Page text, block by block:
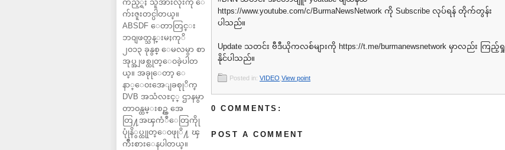
ကည့္ရႈ သူအားလုံးကို ေ
က်းဇူးတင္ပါတယ္။
ABSDF ေတာတြင္း
ဘ၀ျဖတ္သန္းမႈကုိ
၂၀၁၃ ခုနွစ္ ေမလမွာ စာ
အုပ္အျဖစ္ထုတ္ေ၀ခဲ့ပါတ
ယ္။ အခုုေတာ့ ေ
နာ္ေ၀းအေျခစုုိက္
DVB အသံလႊင့္ ဌာနမွာ
တာ၀န္ထမ္းစဥ္က အေ
တြ႔အၾကံဳေတြကိုု
ပုုံနိွပ္ထုုတ္ေ၀ဖုုိ႔ ၾ
ကိဳးစားေနပါတယ္။
⁦https://www.youtube.com/c/BurmaNewsNetwork⁩ ကို Subscribe လုပ်ရန် တိုက်တွန်း
ပါသည်။
Update သတင်း ဗီဒီယိုကလစ်များကို ⁦https://t.me/burmanewsnetwork⁩ မှာလည်း ကြည့်ရှု
နိုင်ပါသည်။
Posted in: VIDEO View point
0 COMMENTS:
POST A COMMENT